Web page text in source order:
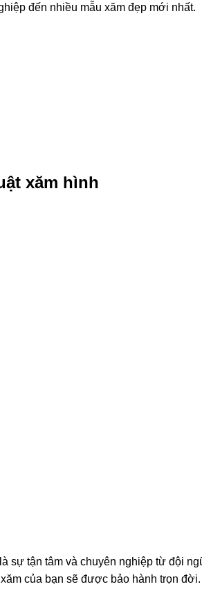
đến nhiều mẫu xăm đẹp mới nhất.
xăm hình
sự tận tâm và chuyên nghiệp từ đội
của bạn sẽ được bảo hành trọn đời.